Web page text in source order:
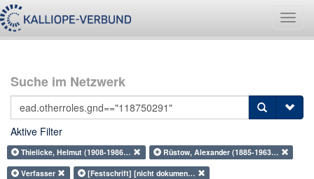
Suche im Netzwerk
Aktive Filter
Thielicke, Helmut (1908-1986…
Rüstow, Alexander (1885-1963…
Verfasser
[Festschrift] [nicht dokumen…